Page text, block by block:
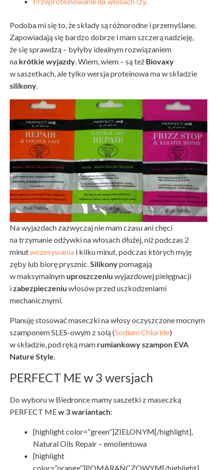
Podoba mi się to, że składy są różnorodne i przemyślane.
Zapowiadają się bardzo dobrze i mam szczerą nadzieję,
że się sprawdzą – byłyby idealnym rozwiązaniem
na krótkie wyjazdy. Wiem, wiem – są też Biovaxy
w saszetkach, ale tylko wersja proteinowa ma w składzie
silikony.
Na wyjazdach zazwyczaj nie mam czasu ani chęci
na trzymanie odżywki na włosach dłużej, niż podczas 2
minutwczesywania i kilku minut, podczas których myję
zęby lub biorę prysznic.Silikonypomagają
w maksymalnym uproszczeniu wyjazdowej pielęgnacji
izabezpieczeniu włosów przed uszkodzeniami
mechanicznymi.
Planuję stosować maseczki na włosy oczyszczone mocnym
szamponem SLES-owym z solą (Sodium Chloride)
w składzie, pod ręką mam rumiankowy szampon EVA
Nature Style.
PERFECT ME w 3 wersjach
Do wyboru w Biedronce mamy saszetki z maseczką
PERFECT MEw 3 wariantach:
[highlight color=”green”]ZIELONYM[/highlight],
Natural Oils Repair – emolientowa
[highlight
color=”orange”]POMARAŃCZOWYM[/highlight],